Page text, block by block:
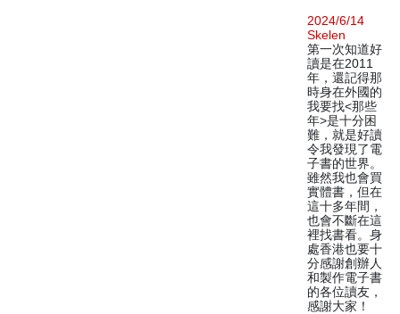
2024/6/14
Skelen
第一次知道好
讀是在2011
年，還記得那
時身在外國的
我要找<那些
年>是十分困
難，就是好讀
令我發現了電
子書的世界。
雖然我也會買
實體書，但在
這十多年間，
也會不斷在這
裡找書看。身
處香港也要十
分感謝創辦人
和製作電子書
的各位讀友，
感謝大家！